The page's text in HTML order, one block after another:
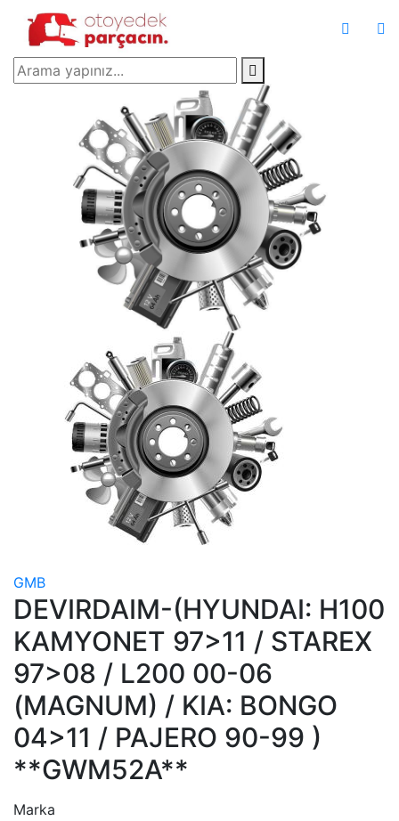
GMB
DEVIRDAIM-(HYUNDAI: H100
KAMYONET 97>11 / STAREX
97>08 / L200 00-06
(MAGNUM) / KIA: BONGO
04>11 / PAJERO 90-99 )
**GWM52A**
Marka